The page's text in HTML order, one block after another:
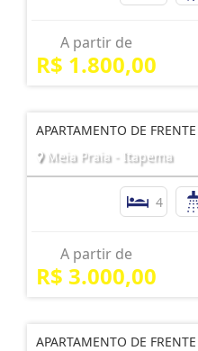
A partir de
R$ 1.800,00
APARTAMENTO DE
Meia Praia - Itapema
4
A partir de
R$ 3.000,00
APARTAMENTO DE